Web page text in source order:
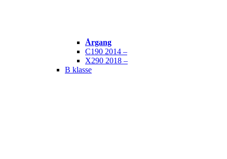
Årgang
C190 2014 –
X290 2018 –
B klasse